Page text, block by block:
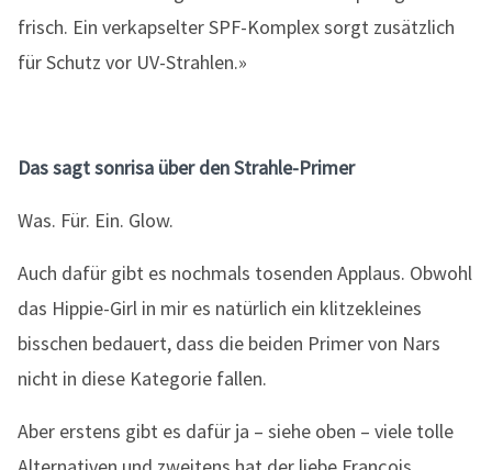
frisch. Ein verkapselter SPF-Komplex sorgt zusätzlich
für Schutz vor UV-Strahlen.»
Das sagt sonrisa über den Strahle-Primer
Was. Für. Ein. Glow.
Auch dafür gibt es nochmals tosenden Applaus. Obwohl
das Hippie-Girl in mir es natürlich ein klitzekleines
bisschen bedauert, dass die beiden Primer von Nars
nicht in diese Kategorie fallen.
Aber erstens gibt es dafür ja – siehe oben – viele tolle